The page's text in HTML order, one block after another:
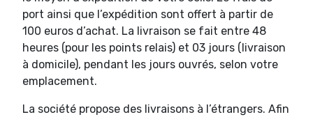
port ainsi que l’expédition sont offert à partir de
100 euros d’achat. La livraison se fait entre 48
heures (pour les points relais) et 03 jours (livraison
à domicile), pendant les jours ouvrés, selon votre
emplacement.
La société propose des livraisons à l’étrangers. Afin